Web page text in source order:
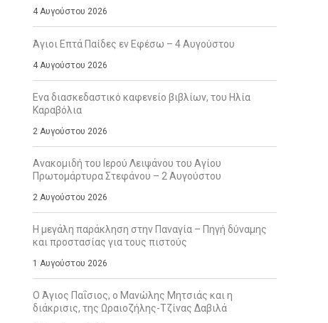
4 Αυγούστου 2026
Άγιοι Επτά Παίδες εν Εφέσω – 4 Αυγούστου
4 Αυγούστου 2026
Ενα διασκεδαστικό καφενείο βιβλίων, του Ηλία
Καραβόλια
2 Αυγούστου 2026
Ανακομιδή του Ιερού Λειψάνου του Αγίου
Πρωτομάρτυρα Στεφάνου – 2 Αυγούστου
2 Αυγούστου 2026
Η μεγάλη παράκληση στην Παναγία – Πηγή δύναμης
και προστασίας για τους πιστούς
1 Αυγούστου 2026
Ο Άγιος Παΐσιος, ο Μανώλης Μητσιάς και η
διάκρισις, της Ωραιοζήλης-Τζίνας Δαβιλά